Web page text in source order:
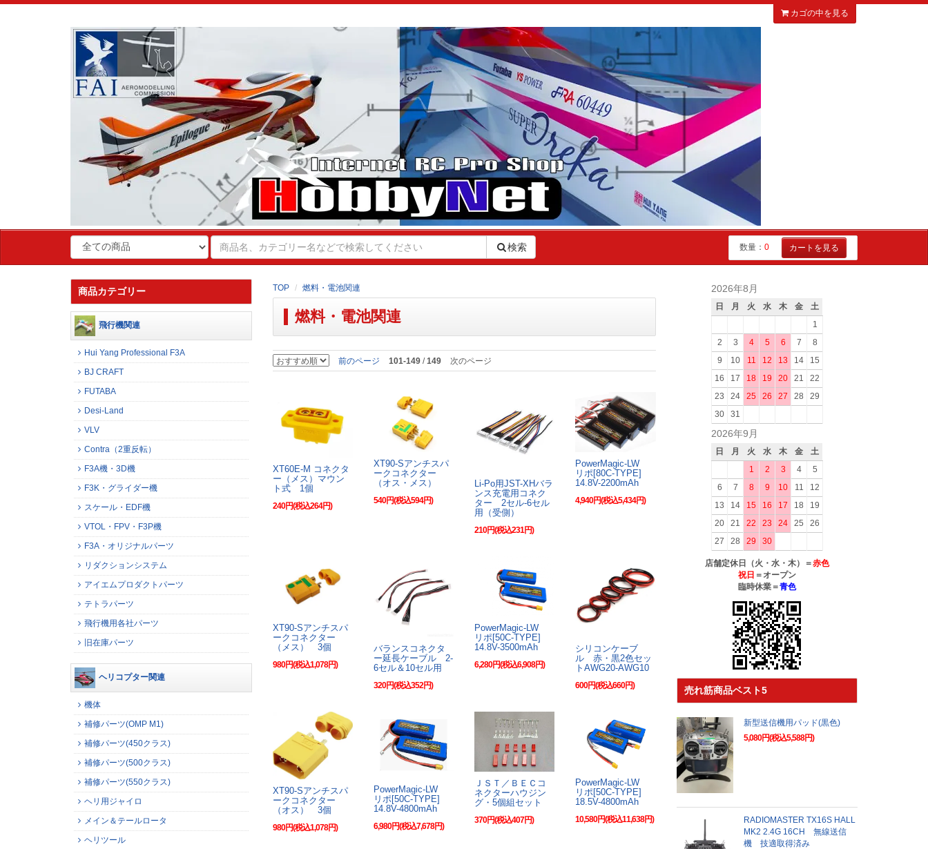
カゴの中を見る
検索 数量： 0 カートを見る
TOP 燃料・電池関連
燃料・電池関連
前のページ 101-149 /149 次のページ
XT60E-M コネクタ
ー（メス）マウン
ト式 1個
240円(税込264円)
XT90-Sアンチスパ
ークコネクター
（オス・メス）
540円(税込594円)
Li-Po用JST-XHバラ
ンス充電用コネク
ター 2セル-6セル
用（受側）
210円(税込231円)
PowerMagic-LW
リポ[80C-TYPE]
14.8V-2200mAh
4,940円(税込5,434円)
XT90-Sアンチスパ
ークコネクター
（メス） 3個
980円(税込1,078円)
バランスコネクタ
ー延長ケーブル 2-
6セル＆10セル用
320円(税込352円)
PowerMagic-LW
リポ[50C-TYPE]
14.8V-3500mAh
6,280円(税込6,908円)
シリコンケーブ
ル 赤・黒2色セッ
トAWG20-AWG10
600円(税込660円)
XT90-Sアンチスパ
ークコネクター
（オス） 3個
980円(税込1,078円)
PowerMagic-LW
リポ[50C-TYPE]
14.8V-4800mAh
6,980円(税込7,678円)
ＪＳＴ／ＢＥＣコ
ネクターハウジン
グ・5個組セット
370円(税込407円)
PowerMagic-LW
リポ[50C-TYPE]
18.5V-4800mAh
10,580円(税込11,638円)
商品カテゴリー
飛行機関連
Hui Yang Professional F3A
BJ CRAFT
FUTABA
Desi-Land
VLV
Contra（2重反転）
F3A機・3D機
F3K・グライダー機
スケール・EDF機
VTOL・FPV・F3P機
F3A・オリジナルパーツ
リダクションシステム
アイエムプロダクトパーツ
テトラパーツ
飛行機用各社パーツ
旧在庫パーツ
ヘリコプター関連
機体
補修パーツ(OMP M1)
補修パーツ(450クラス)
補修パーツ(500クラス)
補修パーツ(550クラス)
ヘリ用ジャイロ
メイン＆テールロータ
ヘリツール
2026年8月
日 月 火 水 木 金
土
1
2
3 4 5 6 7
8
9
10 11 12 13 14
15
16
17 18 19 20 21
22
23
24 25 26 27 28
29
30
31
2026年9月
日 月 火 水 木 金
土
1
2 3 4
5
6
7 8 9 10 11
12
13
14 15 16 17 18
19
20
21 22 23 24 25
26
27
28 29 30
店舗定休日（火・水・木）＝赤色
祝日 ＝オープン
臨時休業＝青色
売れ筋商品ベスト5
新型送信機用パッド(黒色)
5,080円(税込5,588円)
RADIOMASTER TX16S HALL
MK2 2.4G 16CH 無線送信
機 技適取得済み